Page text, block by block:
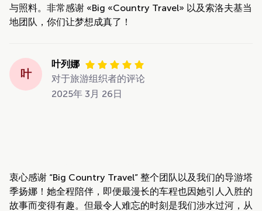
与照料。非常感谢 «Big «Country Travel» 以及索洛夫基当
地团队，你们让梦想成真了！
叶
叶列娜
对于旅游组织者的评论
2025年 3月 26日
衷心感谢 “Big Country Travel” 整个团队以及我们的导游塔
季扬娜！她全程陪伴，即便最漫长的车程也因她引人入胜的
故事而变得有趣。但最令人难忘的时刻是我们涉水过河，从